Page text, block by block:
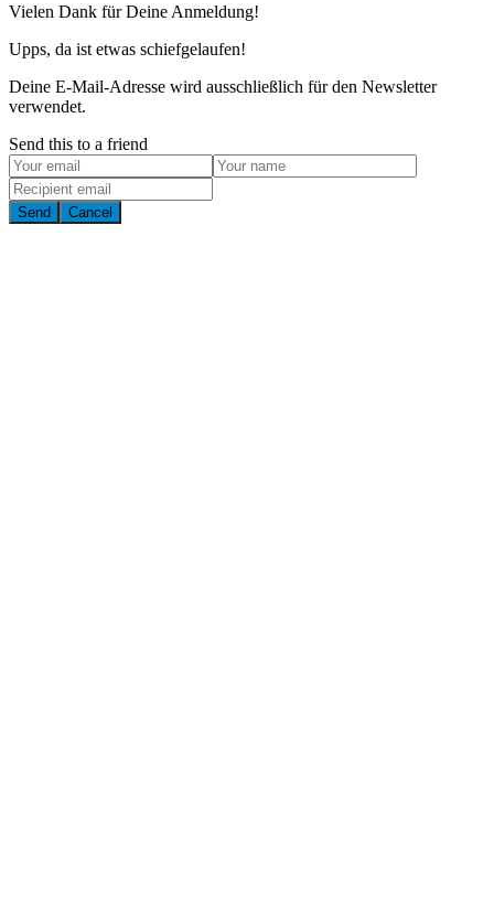
Vielen Dank für Deine Anmeldung!
Upps, da ist etwas schiefgelaufen!
Deine E-Mail-Adresse wird ausschließlich für den Newsletter
verwendet.
Send this to a friend
Send Cancel